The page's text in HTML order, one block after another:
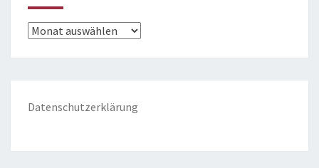
Archiv
Datenschutzerklärung